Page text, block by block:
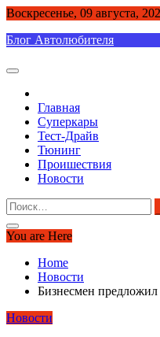
Skip
content
Воскресенье, 09 августа,
Блог Автолюбителя
Главная
Суперкары
Тест-Драйв
Тюнинг
Проишествия
Новости
Найти:
You are Here
Home
Новости
Бизнесмен
Новости